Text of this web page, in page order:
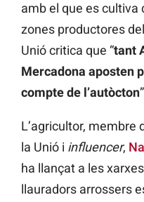
amb el que es
zones productores
Unió critica que “tant
Mercadona aposten
compte de l’autòcton
L’agricultor, membre
la Unió i influencer,
ha llançat a les
llauradors arrossers